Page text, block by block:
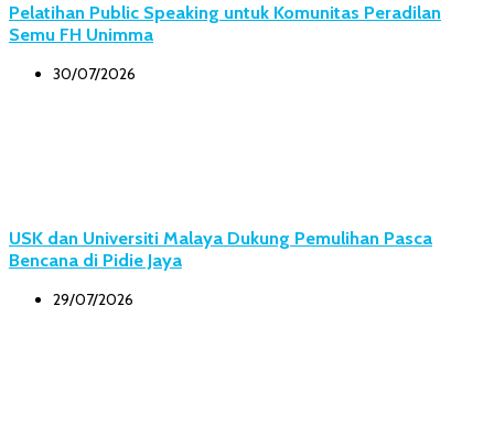
Pelatihan Public Speaking untuk Komunitas Peradilan
Semu FH Unimma
30/07/2026
USK dan Universiti Malaya Dukung Pemulihan Pasca
Bencana di Pidie Jaya
29/07/2026